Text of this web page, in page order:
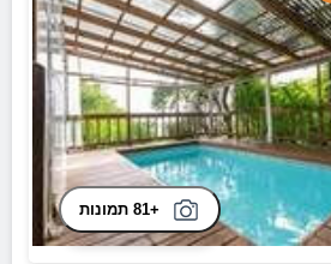
+81 תמונות